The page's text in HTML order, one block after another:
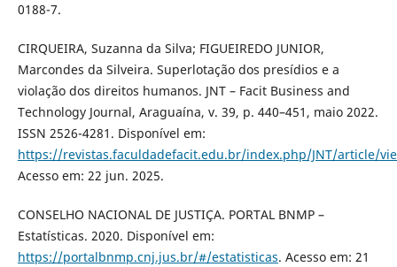
0188-7.
CIRQUEIRA, Suzanna da Silva; FIGUEIREDO JUNIOR,
Marcondes da Silveira. Superlotação dos presídios e a
violação dos direitos humanos. JNT – Facit Business and
Technology Journal, Araguaína, v. 39, p. 440–451, maio 2022.
ISSN 2526-4281. Disponível em:
https://revistas.faculdadefacit.edu.br/index.php/JNT/article/
Acesso em: 22 jun. 2025.
CONSELHO NACIONAL DE JUSTIÇA. PORTAL BNMP –
Estatísticas. 2020. Disponível em:
https://portalbnmp.cnj.jus.br/#/estatisticas. Acesso em: 21